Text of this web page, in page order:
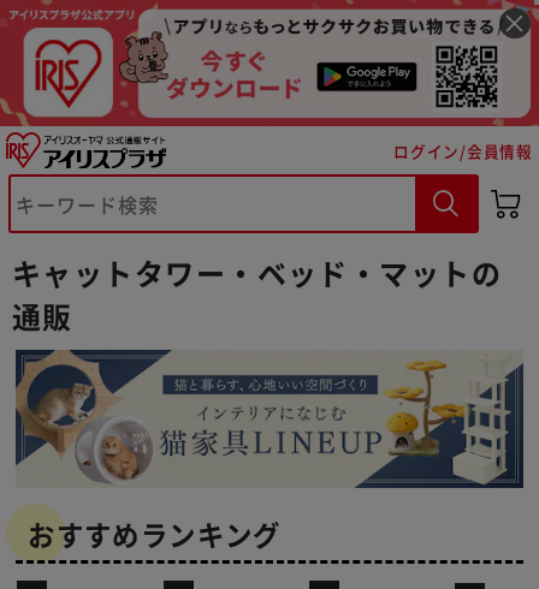
ログイン/会員情報
キャットタワー・ベッド・マットの
通販
おすすめランキング